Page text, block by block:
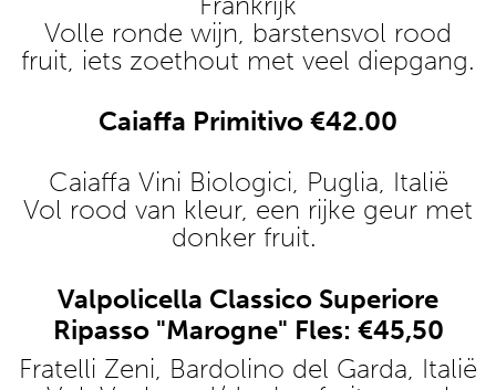
Volle ronde wijn, barstensvol rood
fruit, iets zoethout met veel diepgang.
Caiaffa Primitivo €42.00
Caiaffa Vini Biologici, Puglia, Italië
Vol rood van kleur, een rijke geur met
donker fruit.
Valpolicella Classico Superiore
Ripasso "Marogne" Fles: €45,50
Fratelli Zeni, Bardolino del Garda, Italië